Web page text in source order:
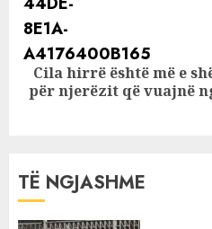
Next
post:
Cila hirrë është më e
për njerëzit që vuajnë
TË NGJASHME